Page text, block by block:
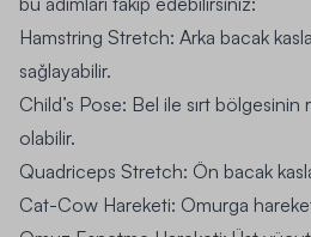
Hamstring Stretch: Arka bacak
sağlayabilir.
Child’s Pose: Bel ile sırt bölgesinin
olabilir.
Quadriceps Stretch: Ön bacak
Cat-Cow Hareketi: Omurga